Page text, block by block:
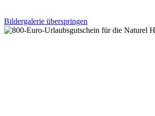
Bildergalerie überspringen